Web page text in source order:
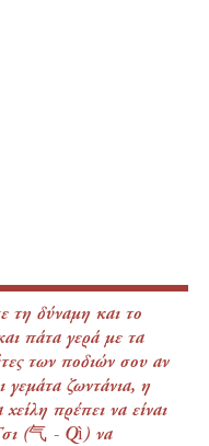
τη δύναμη και το
πάτα γερά με τα
των ποδιών σου αν
γεμάτα ζωντάνια, η
πρέπει να είναι
(气 - Qì) να